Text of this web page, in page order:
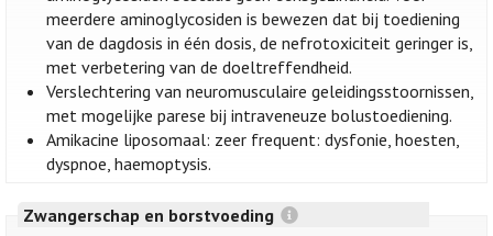
meerdere aminoglycosiden is bewezen dat bij toediening
van de dagdosis in één dosis, de nefrotoxiciteit geringer is,
met verbetering van de doeltreffendheid.
Verslechtering van neuromusculaire geleidingsstoornissen,
met mogelijke parese bij intraveneuze bolustoediening.
Amikacine liposomaal: zeer frequent: dysfonie, hoesten,
dyspnoe, haemoptysis.
Zwangerschap en borstvoeding